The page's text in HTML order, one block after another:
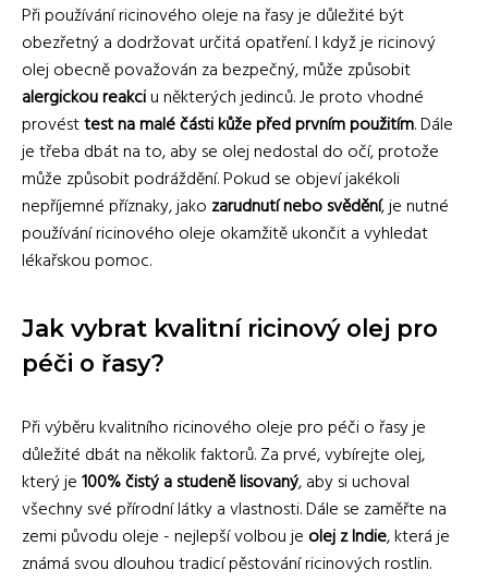
Při používání ricinového oleje na řasy je důležité být
obezřetný a dodržovat určitá opatření. I když je ricinový
olej obecně považován za bezpečný, může způsobit
alergickou reakciu některých jedinců. Je proto vhodné
provésttest na malé části kůže před prvním použitím. Dále
je třeba dbát na to, aby se olej nedostal do očí, protože
může způsobit podráždění. Pokud se objeví jakékoli
nepříjemné příznaky, jako zarudnutí nebo svědění, je nutné
používání ricinového oleje okamžitě ukončit a vyhledat
lékařskou pomoc.
Jak vybrat kvalitní ricinový olej pro
péči o řasy?
Při výběru kvalitního ricinového oleje pro péči o řasy je
důležité dbát na několik faktorů. Za prvé, vybírejte olej,
který je100% čistý a studeně lisovaný, aby si uchoval
všechny své přírodní látky a vlastnosti. Dále se zaměřte na
zemi původu oleje - nejlepší volbou je olej z Indie, která je
známá svou dlouhou tradicí pěstování ricinových rostlin.